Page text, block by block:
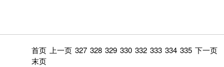
首页 上一页 327 328 329 330 332 333 334 335 下一页
末页